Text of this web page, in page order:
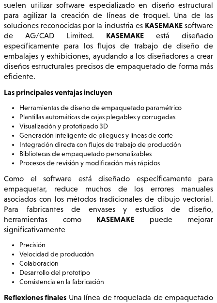
suelen utilizar software especializado en diseño estructural
para agilizar la creación de líneas de troquel. Una de las
soluciones reconocidas por la industria es KASEMAKEsoftware
de AG/CAD Limited. KASEMAKE está diseñado
específicamente para los flujos de trabajo de diseño de
embalajes y exhibiciones, ayudando a los diseñadores a crear
diseños estructurales precisos de empaquetado de forma más
eficiente.
Las principales ventajas incluyen
Herramientas de diseño de empaquetado paramétrico
Plantillas automáticas de cajas plegables y corrugadas
Visualización y prototipado 3D
Generación inteligente de pliegues y líneas de corte
Integración directa con flujos de trabajo de producción
Bibliotecas de empaquetado personalizables
Procesos de revisión y modificación más rápidos
Como el software está diseñado específicamente para
empaquetar, reduce muchos de los errores manuales
asociados con los métodos tradicionales de dibujo vectorial.
Para fabricantes de envases y estudios de diseño,
herramientas como KASEMAKE puede mejorar
significativamente
Precisión
Velocidad de producción
Colaboración
Desarrollo del prototipo
Consistencia en la fabricación
Reflexiones finales Una línea de troquelada de empaquetado